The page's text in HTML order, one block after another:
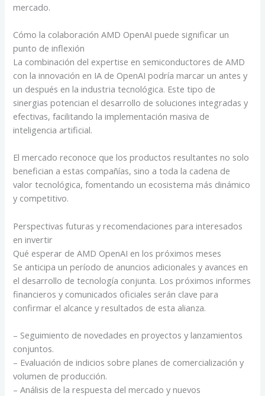
mercado.
Cómo la colaboración AMD OpenAI puede significar un
punto de inflexión
La combinación del expertise en semiconductores de AMD
con la innovación en IA de OpenAI podría marcar un antes y
un después en la industria tecnológica. Este tipo de
sinergias potencian el desarrollo de soluciones integradas y
efectivas, facilitando la implementación masiva de
inteligencia artificial.
El mercado reconoce que los productos resultantes no solo
benefician a estas compañías, sino a toda la cadena de
valor tecnológica, fomentando un ecosistema más dinámico
y competitivo.
Perspectivas futuras y recomendaciones para interesados
en invertir
Qué esperar de AMD OpenAI en los próximos meses
Se anticipa un período de anuncios adicionales y avances en
el desarrollo de tecnología conjunta. Los próximos informes
financieros y comunicados oficiales serán clave para
confirmar el alcance y resultados de esta alianza.
– Seguimiento de novedades en proyectos y lanzamientos
conjuntos.
– Evaluación de indicios sobre planes de comercialización y
volumen de producción.
– Análisis de la respuesta del mercado y nuevos